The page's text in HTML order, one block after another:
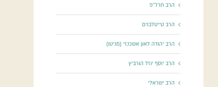
הרב חרל"פ
הרב טייטלבוים
הרב יהודה לאון אשכנזי (מניטו)
הרב יוסף יוזל הורביץ
הרב ישראלי